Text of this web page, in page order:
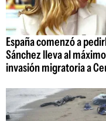
España comenzó a
Sánchez lleva al
invasión migratoria a